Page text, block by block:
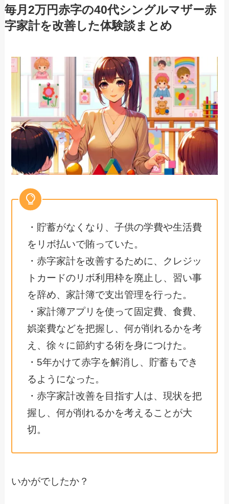
毎月2万円赤字の40代シングルマザー赤
字家計を改善した体験談まとめ
・貯蓄がなくなり、子供の学費や生活費
をリボ払いで賄っていた。
・赤字家計を改善するために、クレジッ
トカードのリボ利用枠を廃止し、習い事
を辞め、家計簿で支出管理を行った。
・家計簿アプリを使って固定費、食費、
娯楽費などを把握し、何が削れるかを考
え、徐々に節約する術を身につけた。
・5年かけて赤字を解消し、貯蓄もでき
るようになった。
・赤字家計改善を目指す人は、現状を把
握し、何が削れるかを考えることが大
切。
いかがでしたか？